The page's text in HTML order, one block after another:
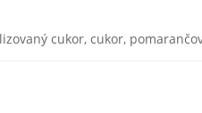
cukor, cukor,